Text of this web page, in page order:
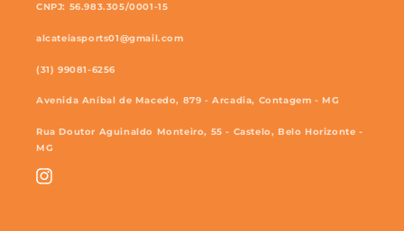
CNPJ: 56.983.305/0001-15
alcateiasports01@gmail.com
(31) 99081-6256
Avenida Aníbal de Macedo, 879 - Arcadia, Contagem - MG
Rua Doutor Aguinaldo Monteiro, 55 - Castelo, Belo Horizonte -
MG
Instagram